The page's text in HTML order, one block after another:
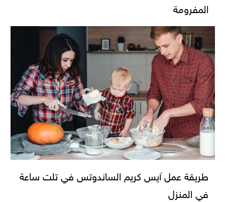
المفرومة
طريقة عمل آيس كريم الساندوتس في تلت ساعة
في المنزل